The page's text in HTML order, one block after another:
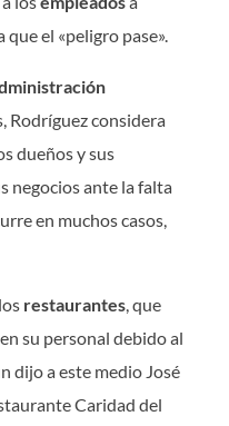
el «peligro pase».
Rodríguez considera
dueños y sus
negocios ante la falta
en muchos casos,
restaurantes, que
su personal debido al
dijo a este medio José
Caridad del